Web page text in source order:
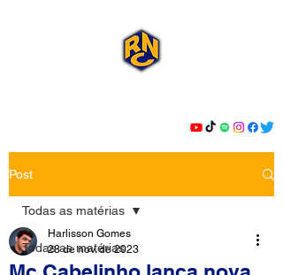
Post
Todas as matérias
Todas as matérias
Harlisson Gomes
28 de nov. de 2023